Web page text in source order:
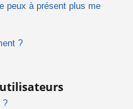
peux à présent plus me
?
utilisateurs
?